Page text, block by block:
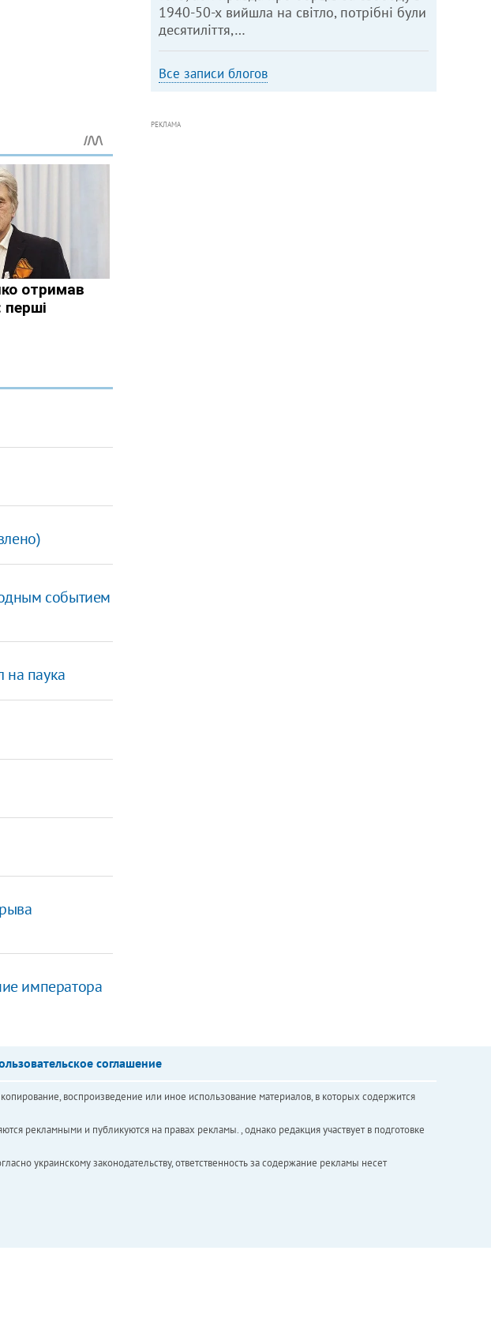
событием
на паука
императора
1940-50-х вийшла на світло, потрібні були
десятиліття,…
Все записи блогов
РЕКЛАМА
соглашение
воспроизведение или иное использование материалов, в которых содержится
рекламными и публикуются на правах рекламы. , однако редакция участвует в подготовке
украинскому законодательству, ответственность за содержание рекламы несет